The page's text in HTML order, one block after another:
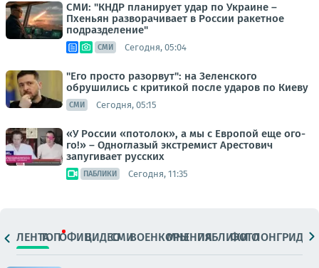
СМИ: "КНДР планирует удар по Украине –
Пхеньян разворачивает в России ракетное
подразделение"
СМИ Сегодня, 05:04
"Его просто разорвут": на Зеленского
обрушились с критикой после ударов по Киеву
СМИ Сегодня, 05:15
«У России «потолок», а мы с Европой еще ого-
го!» – Одноглазый экстремист Арестович
запугивает русских
ПАБЛИКИ Сегодня, 11:35
ЛЕНТАТОПОФИЦ.ВИДЕОСМИВОЕНКОРЫМНЕНИЯПАБЛИКИ
ФОТОЛОНГРИДЫ